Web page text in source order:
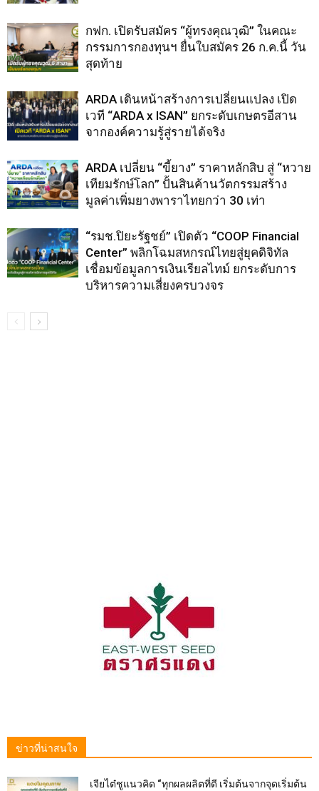
กฟก. เปิดรับสมัคร “ผู้ทรงคุณวุฒิ” ในคณะ
กรรมการกองทุนฯ ยื่นใบสมัคร 26 ก.ค.นี้ วัน
สุดท้าย
ARDA เดินหน้าสร้างการเปลี่ยนแปลง เปิด
เวที “ARDA x ISAN” ยกระดับเกษตรอีสาน
จากองค์ความรู้สู่รายได้จริง
ARDA เปลี่ยน “ขี้ยาง” ราคาหลักสิบ สู่ “หวาย
เทียมรักษ์โลก” ปั้นสินค้านวัตกรรมสร้าง
มูลค่าเพิ่มยางพาราไทยกว่า 30 เท่า
“รมช.ปิยะรัฐชย์” เปิดตัว “COOP Financial
Center” พลิกโฉมสหกรณ์ไทยสู่ยุคดิจิทัล
เชื่อมข้อมูลการเงินเรียลไทม์ ยกระดับการ
บริหารความเสี่ยงครบวงจร
ข่าวที่น่าสนใจ
เจียไต๋ชูแนวคิด “ทุกผลผลิตที่ดี เริ่มต้นจากจุดเริ่มต้น